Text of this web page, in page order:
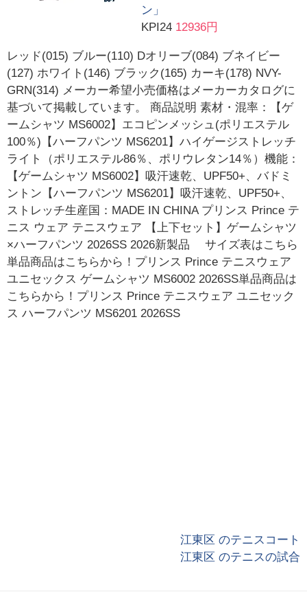
ン」
KPI24 12936円
レッド(015) ブルー(110) Dオリーブ(084) ブネイビー
(127) ホワイト(146) ブラック(165) カーキ(178) NVY-
GRN(314) メーカー希望小売価格はメーカーカタログに
基づいて掲載しています。 商品説明 素材・混率：【ゲ
ームシャツ MS6002】エコピンメッシュ(ポリエステル
100％)【ハーフパンツ MS6201】ハイゲージストレッチ
ライト（ポリエステル86％、ポリウレタン14％）機能：
【ゲームシャツ MS6002】吸汗速乾、UPF50+、バドミ
ントン【ハーフパンツ MS6201】吸汗速乾、UPF50+、
ストレッチ生産国：MADE IN CHINA プリンス Prince テ
ニス ウェア テニスウェア 【上下セット】ゲームシャツ
×ハーフパンツ 2026SS 2026新製品 サイズ表はこちら
単品商品はこちらから！プリンス Prince テニスウェア
ユニセックス ゲームシャツ MS6002 2026SS単品商品は
こちらから！プリンス Prince テニスウェア ユニセック
ス ハーフパンツ MS6201 2026SS
江東区 のテニスコート
江東区 のテニスの試合